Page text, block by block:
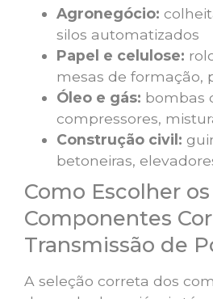
Agronegócio:
silos automatizados
Papel e celulose:
mesas de formação,
Óleo e gás: bombas
compressores,
Construção civil:
betoneiras,
Como Escolher os
Componentes
Transmissão de
A seleção correta dos